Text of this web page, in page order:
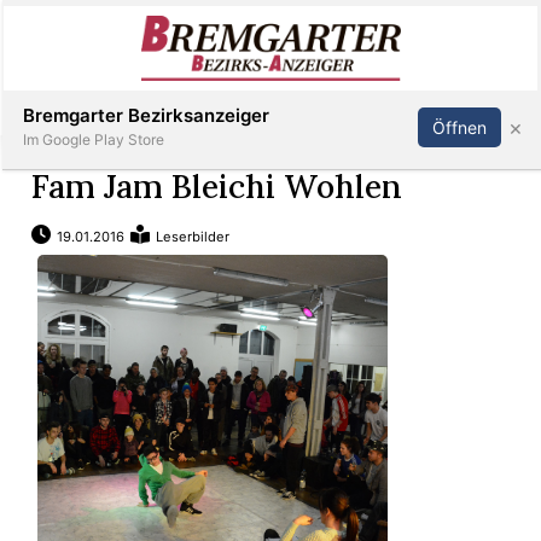
Immobilien
Veranstaltungen
Stellen
E-
Paper
Newsletter
Inserieren Abonnieren Anmelden
Fam Jam Bleichi Wohlen
19.01.2016 Leserbilder
Bremgarter Bezirksanzeiger
Im Google Play Store
Öffnen ×